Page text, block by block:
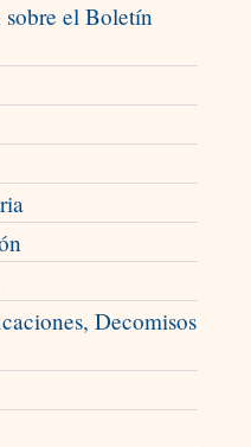
el Boletín
Decomisos